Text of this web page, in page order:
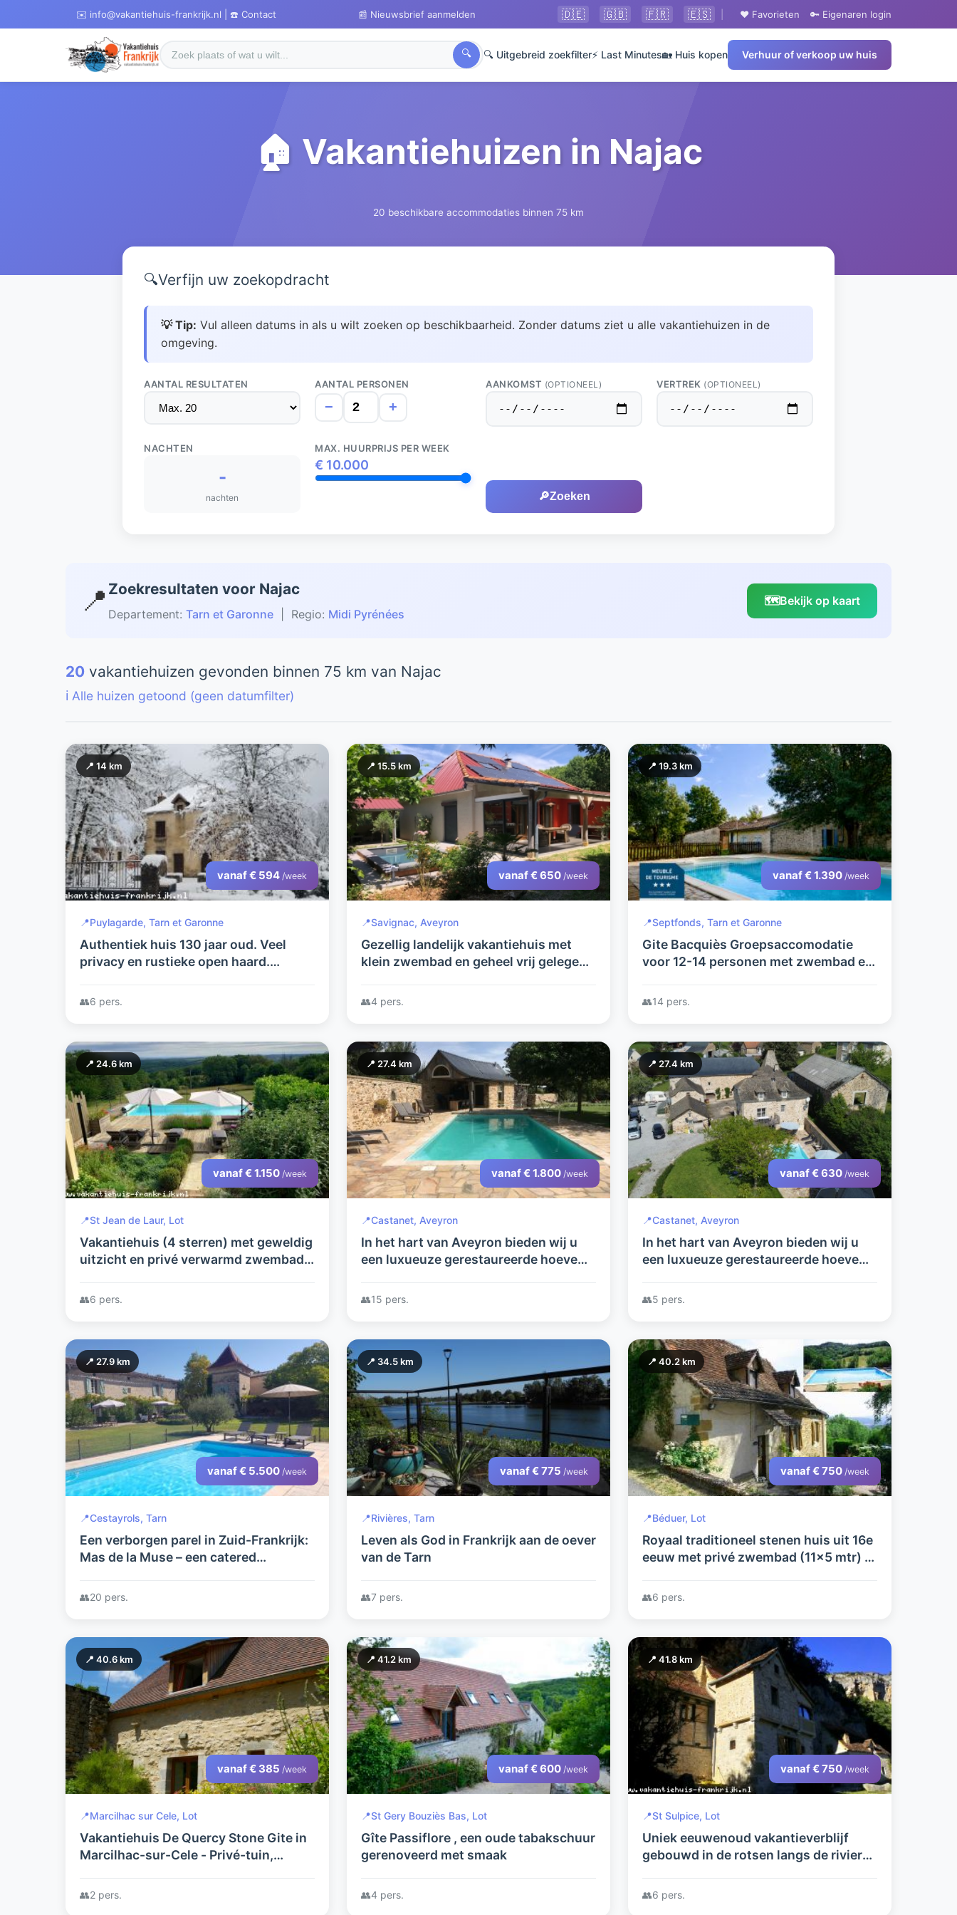
✉️ info@vakantiehuis-frankrijk.nl | ☎️ Contact 📰 Nieuwsbrief aanmelden 🇩🇪 🇬🇧 🇫🇷 🇪🇸 ❤️ Favorieten 🔑 Eigenaren login
🔍 🔍 Uitgebreid zoekfilter⚡ Last Minutes🏡 Huis kopen Verhuur of verkoop uw huis
🏠 Vakantiehuizen in Najac
20 beschikbare accommodaties binnen 75 km
🔍Verfijn uw zoekopdracht
💡 Tip: Vul alleen datums in als u wilt zoeken op beschikbaarheid. Zonder datums ziet u alle vakantiehuizen in de
omgeving.
AANTAL RESULTATEN AANTAL PERSONEN
− +
AANKOMST (OPTIONEEL) VERTREK (OPTIONEEL)
NACHTEN
-
nachten
MAX. HUURPRIJS PER WEEK
€ 10.000
🔎Zoeken
📍 Zoekresultaten voor Najac
Departement: Tarn et Garonne | Regio: Midi Pyrénées
🗺️Bekijk op kaart
20 vakantiehuizen gevonden binnen 75 km van Najac
ℹ️ Alle huizen getoond (geen datumfilter)
📍 14 km
vanaf € 594 /week
📍Puylagarde, Tarn et Garonne
Authentiek huis 130 jaar oud. Veel
privacy en rustieke open haard.
u zowel genieten van zon als
👥6 pers.
📍 15.5 km
vanaf € 650 /week
📍Savignac, Aveyron
Gezellig landelijk vakantiehuis met
klein zwembad en geheel vrij gelegen
👥4 pers.
📍 19.3 km
vanaf € 1.390 /week
📍Septfonds, Tarn et Garonne
Gite Bacquiès Groepsaccomodatie
voor 12-14 personen met zwembad en
👥14 pers.
📍 24.6 km
vanaf € 1.150 /week
📍St Jean de Laur, Lot
Vakantiehuis (4 sterren) met geweldig
uitzicht en privé verwarmd zwembad
👥6 pers.
📍 27.4 km
vanaf € 1.800 /week
📍Castanet, Aveyron
In het hart van Aveyron bieden wij u
een luxueuze gerestaureerde hoeve
volledig ingerichte buitenkeuken met
👥15 pers.
📍 27.4 km
vanaf € 630 /week
📍Castanet, Aveyron
In het hart van Aveyron bieden wij u
een luxueuze gerestaureerde hoeve
zwembad en volledig ingerichte
👥5 pers.
📍 27.9 km
vanaf € 5.500 /week
📍Cestayrols, Tarn
Een verborgen parel in Zuid-Frankrijk:
Mas de la Muse – een catered
👥20 pers.
📍 34.5 km
vanaf € 775 /week
📍Rivières, Tarn
Leven als God in Frankrijk aan de oever
van de Tarn
👥7 pers.
📍 40.2 km
vanaf € 750 /week
📍Béduer, Lot
Royaal traditioneel stenen huis uit 16e
eeuw met privé zwembad (11x5 mtr) in
geweldig uitzicht over vallei
👥6 pers.
📍 40.6 km
vanaf € 385 /week
📍Marcilhac sur Cele, Lot
Vakantiehuis De Quercy Stone Gite in
Marcilhac-sur-Cele - Privé-tuin,
goed ontspannen
👥2 pers.
📍 41.2 km
vanaf € 600 /week
📍St Gery Bouziès Bas, Lot
Gîte Passiflore , een oude tabakschuur
gerenoveerd met smaak
👥4 pers.
📍 41.8 km
vanaf € 750 /week
📍St Sulpice, Lot
Uniek eeuwenoud vakantieverblijf
gebouwd in de rotsen langs de rivier
👥6 pers.